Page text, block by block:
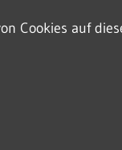
Cookies auf